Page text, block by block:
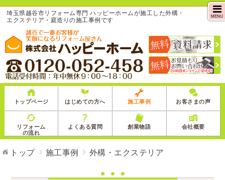
埼玉県越谷市リフォーム専門 ハッピーホームが施工した外構・
エクステリア・庭造りの施工事例です
MENU
トップページ はじめての方へ 施工事例 お客さまの声
リフォーム
の流れ
よくある質問 創業物語 会社概要
トップ 施工事例 外構・エクステリア